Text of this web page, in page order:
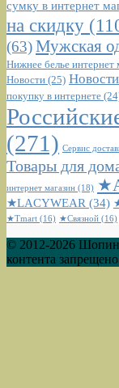
сумку в интернет
на скидку
(63)Мужская
Нижнее белье интернет
Новости (25)
покупку в интернете
(271) Сервис
Товары для
интернет магазин (18)
★LACYWEAR (34)
★Tmart (16) ★Связной (16)
© 2012-2026
контента